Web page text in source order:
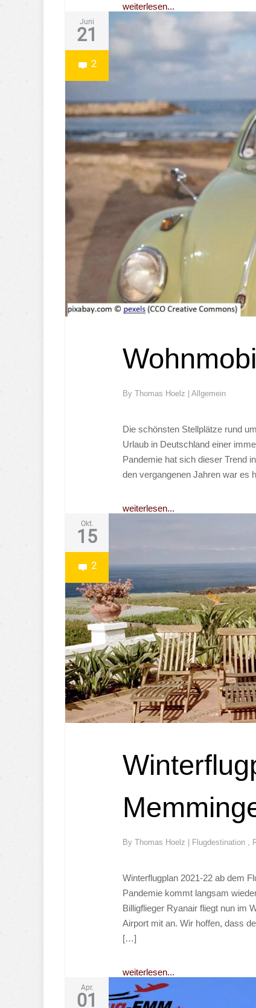
weiterlesen...
Juni
21
2
By Thomas Hoelz Allgemein
Die schönsten Stellplätze rund
Urlaub in Deutschland einer
Pandemie hat sich dieser Trend
den vergangenen Jahren war es
weiterlesen...
Okt.
15
2
By Thomas Hoelz Flugdestination
Winterflugplan 2021-22 ab dem
Pandemie kommt langsam
Billigflieger Ryanair fliegt nun im
Airport mit an. Wir hoffen, dass
[…]
weiterlesen...
Apr.
01